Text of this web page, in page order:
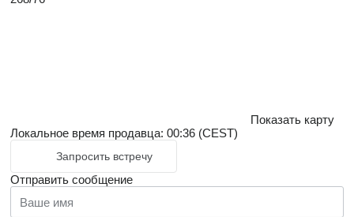
Показать карту
Локальное время продавца: 00:36 (CEST)
Запросить встречу
Отправить сообщение